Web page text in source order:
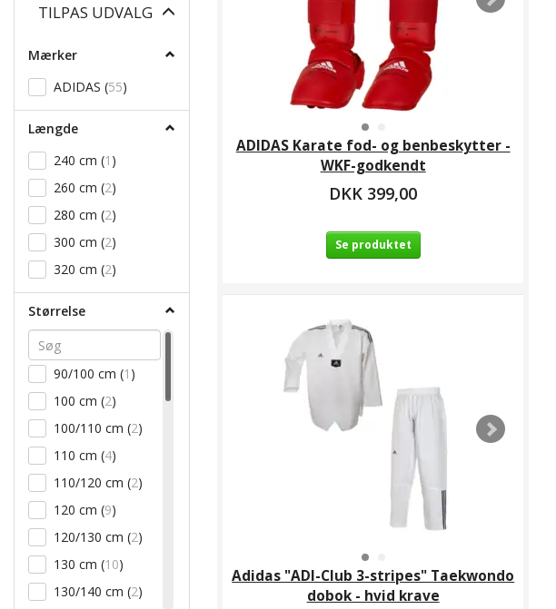
TILPAS UDVALG
Mærker
ADIDAS (55)
Længde
240 cm (1 )
260 cm (2)
280 cm (2)
300 cm (2)
320 cm (2)
Størrelse
90/100 cm (1 )
100 cm (2)
100/110 cm (2)
110 cm (4)
110/120 cm (2)
120 cm (9)
120/130 cm (2)
130 cm (10)
130/140 cm (2)
ADIDAS Karate fod- og benbeskytter -
WKF-godkendt
DKK 399,00
Se produktet
Adidas "ADI-Club 3-stripes" Taekwondo
dobok - hvid krave